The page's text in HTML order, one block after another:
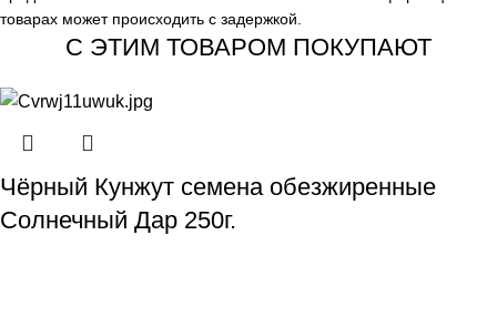
товарах может происходить с задержкой.
С ЭТИМ ТОВАРОМ ПОКУПАЮТ
Чёрный Кунжут семена обезжиренные
Солнечный Дар 250г.